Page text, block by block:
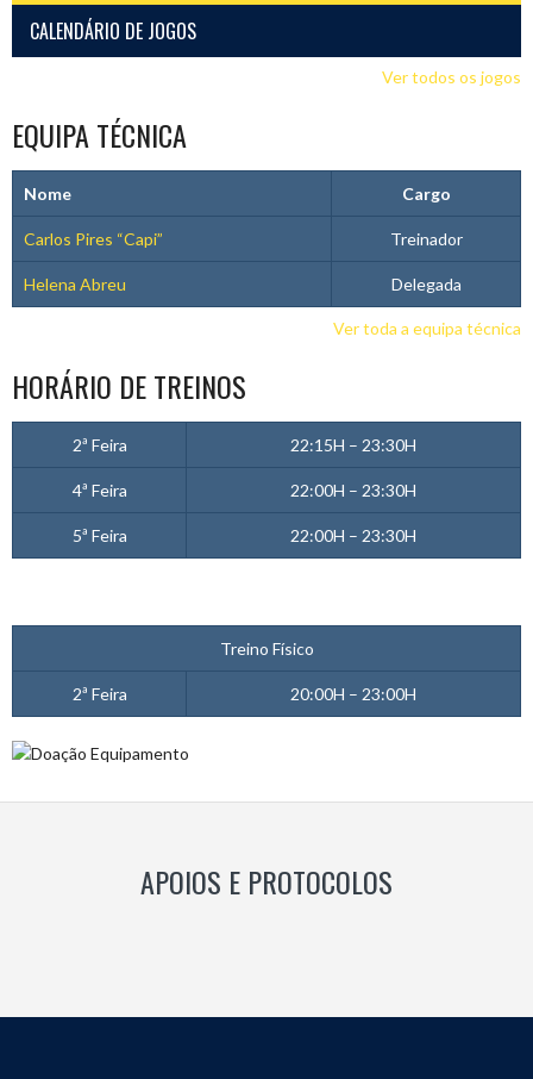
CALENDÁRIO DE JOGOS
Ver todos os jogos
EQUIPA TÉCNICA
Nome Cargo
Carlos Pires “Capi” Treinador
Helena Abreu Delegada
Ver toda a equipa técnica
HORÁRIO DE TREINOS
2ª Feira 22:15H – 23:30H
4ª Feira 22:00H – 23:30H
5ª Feira 22:00H – 23:30H
Treino Físico
2ª Feira 20:00H – 23:00H
APOIOS E PROTOCOLOS